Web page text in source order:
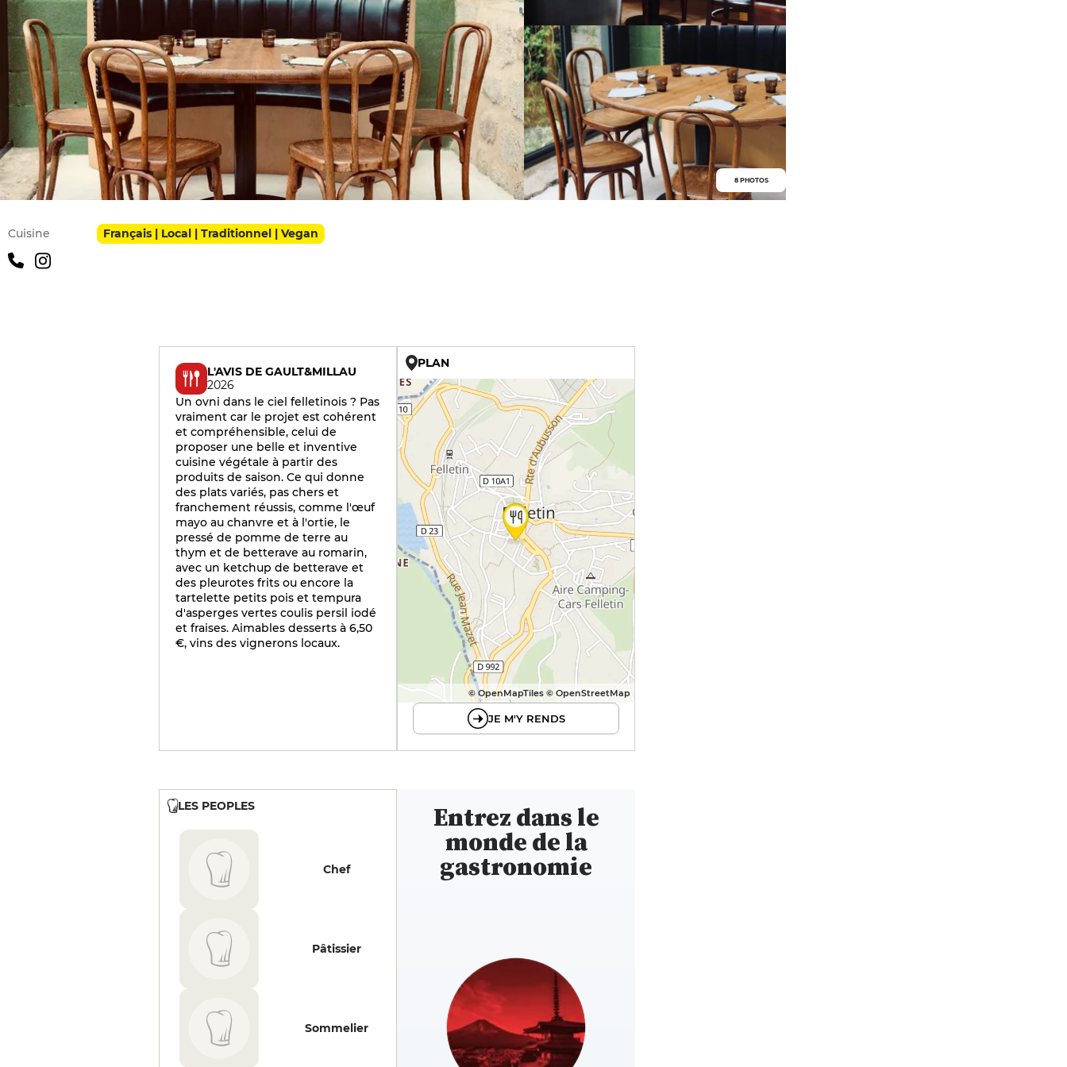
8 PHOTOS
Infos pratiques
Cuisine Français | Local | Traditionnel | Vegan
L'AVIS DE GAULT&MILLAU
2026
Un ovni dans le ciel felletinois ? Pas
vraiment car le projet est cohérent
et compréhensible, celui de
proposer une belle et inventive
cuisine végétale à partir des
produits de saison. Ce qui donne
des plats variés, pas chers et
franchement réussis, comme l'œuf
mayo au chanvre et à l'ortie, le
pressé de pomme de terre au
thym et de betterave au romarin,
avec un ketchup de betterave et
des pleurotes frits ou encore la
tartelette petits pois et tempura
d'asperges vertes coulis persil iodé
et fraises. Aimables desserts à 6,50
€, vins des vignerons locaux.
PLAN
© OpenMapTiles © OpenStreetMap
JE M'Y RENDS
LES PEOPLES
Chef
Pâtissier
Sommelier
Entrez dans le
monde de la
gastronomie